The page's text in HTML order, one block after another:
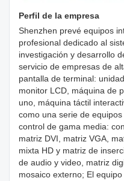
Perfil de la empresa
Shenzhen prevé equipos
profesional dedicado al
investigación y desarrollo
servicio de empresas de
pantalla de terminal:
monitor LCD, máquina de
uno, máquina táctil
como una serie de
control de gama media:
matriz DVI, matriz VGA,
mixta HD y matriz de
de audio y video, matriz
mosaico externo; El